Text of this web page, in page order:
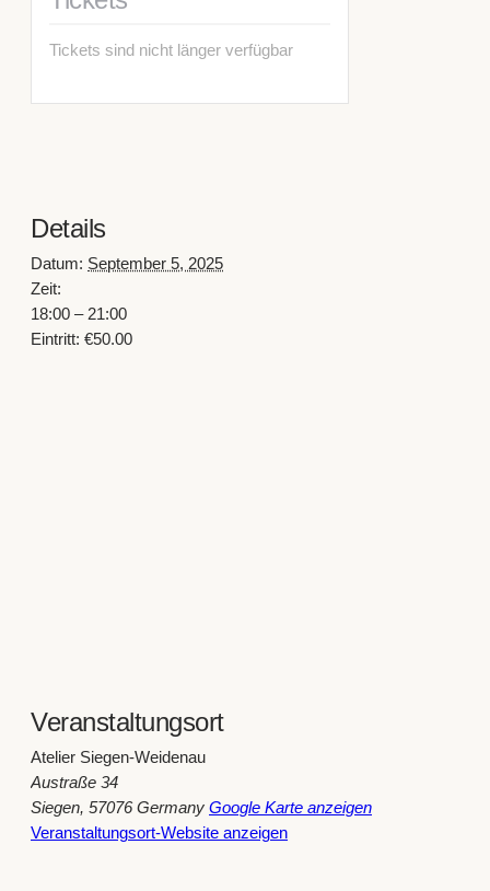
Details
Datum: September 5, 2025
Zeit:
18:00 – 21:00
Eintritt: €50.00
Veranstaltungsort
Atelier Siegen-Weidenau
Austraße 34
Siegen, 57076 Germany Google Karte anzeigen
Veranstaltungsort-Website anzeigen
Tickets sind nicht länger verfügbar